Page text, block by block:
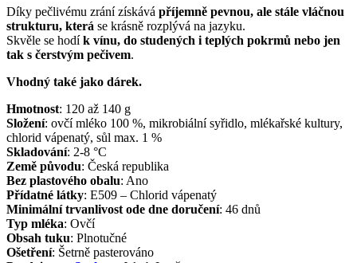
Díky pečlivému zrání získává příjemně pevnou, ale stále vláčnou
strukturu, která se krásně rozplývá na jazyku.
Skvěle se hodík vínu, do studených i teplých pokrmů nebo jen
tak s čerstvým pečivem.
Vhodný také jako dárek.
Hmotnost: 120 až 140 g
Složení: ovčí mléko 100 %, mikrobiální syřidlo, mlékařské kultury,
chlorid vápenatý, sůl max. 1 %
Skladování: 2-8 °C
Země původu: Česká republika
Bez plastového obalu: Ano
Přídatné látky: E509 – Chlorid vápenatý
Minimální trvanlivost ode dne doručení: 46 dnů
Typ mléka: Ovčí
Obsah tuku: Plnotučné
Ošetření: Šetrně pasterováno